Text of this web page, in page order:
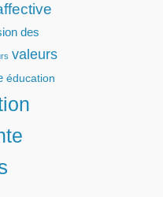
des
valeurs
éducation